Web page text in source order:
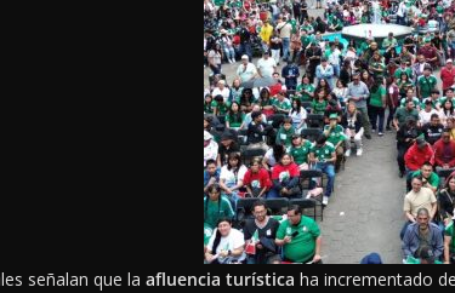
señalan que la afluencia turística ha incrementado